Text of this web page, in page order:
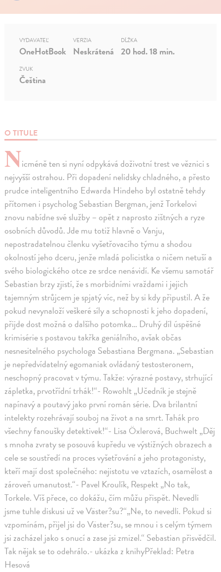
O TITULE
Nicméně ten si nyní odpykává doživotní trest ve věznici s
nejvyšší ostrahou. Při dopadení nelidsky chladného, a přesto
prudce inteligentního Edwarda Hindeho byl ostatně tehdy
přítomen i psycholog Sebastian Bergman, jenž Torkelovi
znovu nabídne své služby – opět z naprosto zištných a ryze
osobních důvodů. Jde mu totiž hlavně o Vanju,
nepostradatelnou členku vyšetřovacího týmu a shodou
okolností jeho dceru, jenže mladá policistka o ničem netuší a
svého biologického otce ze srdce nenávidí. Ke všemu samotář
Sebastian brzy zjistí, že s morbidními vraždami i jejich
tajemným strůjcem je spjatý víc, než by si kdy připustil. A že
pokud nevynaloží veškeré síly a schopnosti k jeho dopadení,
přijde dost možná o dalšího potomka… Druhý díl úspěšné
krimisérie s postavou takřka geniálního, avšak občas
nesnesitelného psychologa Sebastiana Bergmana. „Sebastian
je nepředvídatelný egomaniak ovládaný testosteronem,
neschopný pracovat v týmu. Takže: výrazné postavy, strhující
zápletka, prvotřídní trhák!“- Rowohlt „Učedník je stejně
napínavý a poutavý jako první román série. Dva brilantní
intelekty rozehrávají souboj na život a na smrt. Tahák pro
všechny fanoušky detektivek!“- Lisa Öxlerová, Buchwelt „Děj
s mnoha zvraty se posouvá kupředu ve výstižných obrazech a
cele se soustředí na proces vyšetřování a jeho protagonisty,
kteří mají dost společného: nejistotu ve vztazích, osamělost a
zároveň umanutost.“- Pavel Kroulík, Respekt „No tak,
Torkele. Víš přece, co dokážu, čím můžu přispět. Nevedli
jsme tuhle diskusi už ve Väster?su?“„Ne, to nevedli. Pokud si
vzpomínám, přijel jsi do Väster?su, se mnou i s celým týmem
jsi zacházel jako s onucí a zase jsi zmizel.“ Sebastian přisvědčil.
Tak nějak se to odehrálo.- ukázka z knihyPřeklad: Petra
Hesová
VYDAVATEĽ
OneHotBook
VERZIA
Neskrátená
DĹŽKA
20 hod. 18 min.
ZVUK
Čeština